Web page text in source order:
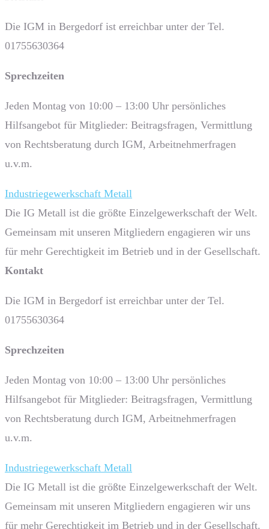
Die IGM in Bergedorf ist erreichbar unter der Tel.
01755630364
Sprech­zeiten
Jeden Montag von 10:00 – 13:00 Uhr persönliches
Hilfsangebot für Mitglieder: Beitragsfragen, Vermittlung
von Rechtsberatung durch IGM, Arbeitnehmerfragen
u.v.m.
Industriegewerkschaft Metall
Die IG Metall ist die größte Einzelgewerkschaft der Welt.
Gemeinsam mit unseren Mitgliedern engagieren wir uns
für mehr Gerechtigkeit im Betrieb und in der Gesellschaft.
Kontakt
Die IGM in Bergedorf ist erreichbar unter der Tel.
01755630364
Sprech­zeiten
Jeden Montag von 10:00 – 13:00 Uhr persönliches
Hilfsangebot für Mitglieder: Beitragsfragen, Vermittlung
von Rechtsberatung durch IGM, Arbeitnehmerfragen
u.v.m.
Industriegewerkschaft Metall
Die IG Metall ist die größte Einzelgewerkschaft der Welt.
Gemeinsam mit unseren Mitgliedern engagieren wir uns
für mehr Gerechtigkeit im Betrieb und in der Gesellschaft.